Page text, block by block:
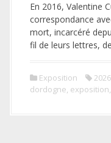
En 2016, Valentine
correspondance
mort, incarcéré
fil de leurs lettres,
Exposition 2026
dordogne, exposition,